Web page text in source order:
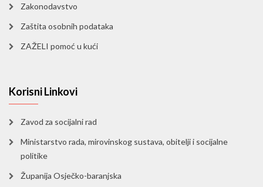
Zakonodavstvo
Zaštita osobnih podataka
ZAŽELI pomoć u kući
Korisni Linkovi
Zavod za socijalni rad
Ministarstvo rada, mirovinskog sustava, obitelji i socijalne
politike
Županija Osječko-baranjska